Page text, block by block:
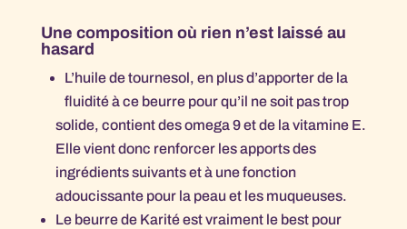
Une composition où rien n’est laissé au
hasard
L’huile de tournesol, en plus d’apporter de la
fluidité à ce beurre pour qu’il ne soit pas trop
solide, contient des omega 9 et de la vitamine E.
Elle vient donc renforcer les apports des
ingrédients suivants et à une fonction
adoucissante pour la peau et les muqueuses.
Le beurre de Karité est vraiment le best pour